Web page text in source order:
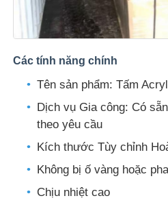
Các tính năng chính
Tên sản phẩm: Tấm
Dịch vụ Gia công: Có
theo yêu cầu
Kích thước Tùy chỉnh
Không bị ố vàng hoặc
Chịu nhiệt cao